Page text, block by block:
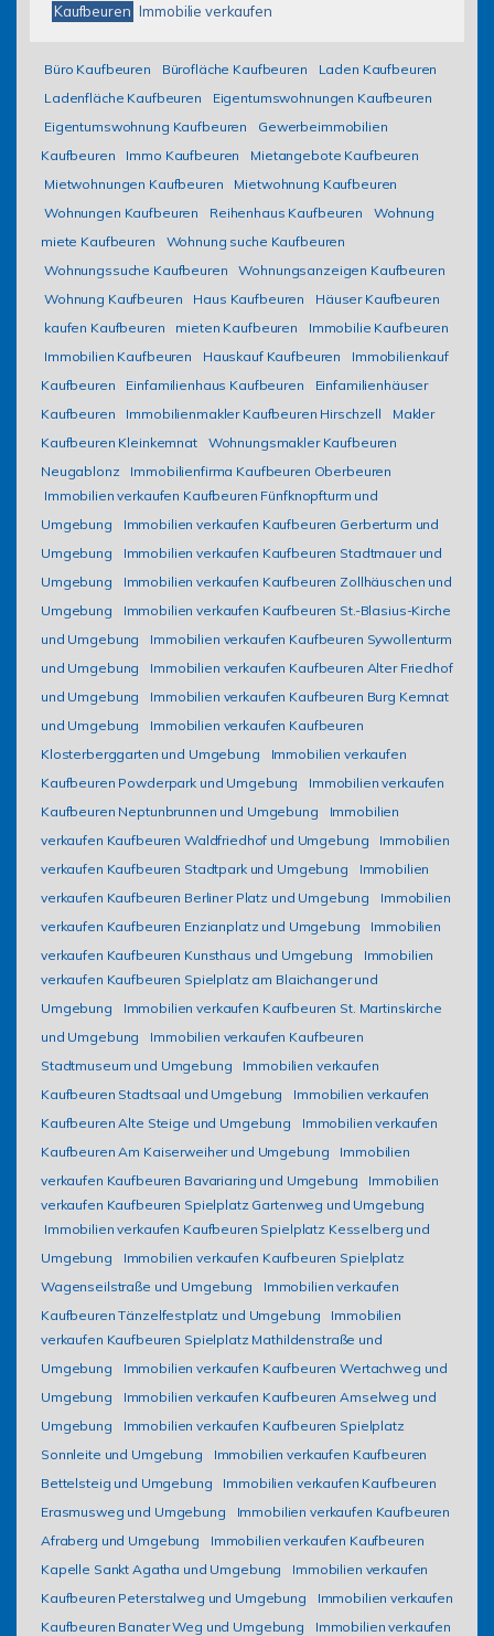
Kaufbeuren Immobilie verkaufen
Büro Kaufbeuren Bürofläche Kaufbeuren
Laden Kaufbeuren
Ladenfläche Kaufbeuren
Eigentumswohnungen Kaufbeuren
Eigentumswohnung Kaufbeuren
Gewerbeimmobilien
Kaufbeuren
Immo Kaufbeuren
Mietangebote Kaufbeuren
Mietwohnungen Kaufbeuren
Mietwohnung Kaufbeuren
Wohnungen Kaufbeuren
Reihenhaus Kaufbeuren
Wohnung
miete Kaufbeuren
Wohnung suche Kaufbeuren
Wohnungssuche Kaufbeuren
Wohnungsanzeigen Kaufbeuren
Wohnung Kaufbeuren
Haus Kaufbeuren
Häuser Kaufbeuren
kaufen Kaufbeuren
mieten Kaufbeuren
Immobilie Kaufbeuren
Immobilien Kaufbeuren
Hauskauf Kaufbeuren
Immobilienkauf
Kaufbeuren
Einfamilienhaus Kaufbeuren
Einfamilienhäuser
Kaufbeuren
Immobilienmakler Kaufbeuren Hirschzell
Makler
Kaufbeuren Kleinkemnat
Wohnungsmakler Kaufbeuren
Neugablonz
Immobilienfirma Kaufbeuren Oberbeuren
Immobilien verkaufen Kaufbeuren Fünfknopfturm und
Umgebung
Immobilien verkaufen Kaufbeuren Gerberturm und
Umgebung
Immobilien verkaufen Kaufbeuren Stadtmauer und
Umgebung
Immobilien verkaufen Kaufbeuren Zollhäuschen und
Umgebung
Immobilien verkaufen Kaufbeuren St.-Blasius-Kirche
und Umgebung
Immobilien verkaufen Kaufbeuren Sywollenturm
und Umgebung
Immobilien verkaufen Kaufbeuren Alter Friedhof
und Umgebung
Immobilien verkaufen Kaufbeuren Burg Kemnat
und Umgebung
Immobilien verkaufen Kaufbeuren
Klosterberggarten und Umgebung
Immobilien verkaufen
Kaufbeuren Powderpark und Umgebung
Immobilien verkaufen
Kaufbeuren Neptunbrunnen und Umgebung
Immobilien
verkaufen Kaufbeuren Waldfriedhof und Umgebung
Immobilien
verkaufen Kaufbeuren Stadtpark und Umgebung
Immobilien
verkaufen Kaufbeuren Berliner Platz und Umgebung
Immobilien
verkaufen Kaufbeuren Enzianplatz und Umgebung
Immobilien
verkaufen Kaufbeuren Kunsthaus und Umgebung
Immobilien
verkaufen Kaufbeuren Spielplatz am Blaichanger und
Umgebung
Immobilien verkaufen Kaufbeuren St. Martinskirche
und Umgebung
Immobilien verkaufen Kaufbeuren
Stadtmuseum und Umgebung
Immobilien verkaufen
Kaufbeuren Stadtsaal und Umgebung
Immobilien verkaufen
Kaufbeuren Alte Steige und Umgebung
Immobilien verkaufen
Kaufbeuren Am Kaiserweiher und Umgebung
Immobilien
verkaufen Kaufbeuren Bavariaring und Umgebung
Immobilien
verkaufen Kaufbeuren Spielplatz Gartenweg und Umgebung
Immobilien verkaufen Kaufbeuren Spielplatz Kesselberg und
Umgebung
Immobilien verkaufen Kaufbeuren Spielplatz
Wagenseilstraße und Umgebung
Immobilien verkaufen
Kaufbeuren Tänzelfestplatz und Umgebung
Immobilien
verkaufen Kaufbeuren Spielplatz Mathildenstraße und
Umgebung
Immobilien verkaufen Kaufbeuren Wertachweg und
Umgebung
Immobilien verkaufen Kaufbeuren Amselweg und
Umgebung
Immobilien verkaufen Kaufbeuren Spielplatz
Sonnleite und Umgebung
Immobilien verkaufen Kaufbeuren
Bettelsteig und Umgebung
Immobilien verkaufen Kaufbeuren
Erasmusweg und Umgebung
Immobilien verkaufen Kaufbeuren
Afraberg und Umgebung
Immobilien verkaufen Kaufbeuren
Kapelle Sankt Agatha und Umgebung
Immobilien verkaufen
Kaufbeuren Peterstalweg und Umgebung
Immobilien verkaufen
Kaufbeuren Banater Weg und Umgebung
Immobilien verkaufen